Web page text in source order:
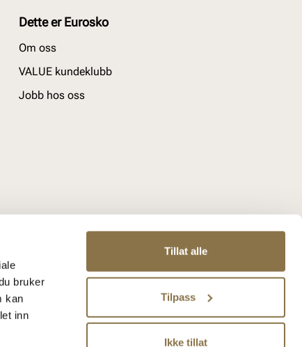
bruker
kan
inn
Tillat alle
Tilpass
Ikke tillat
Dette er Eurosko
Om oss
VALUE kundeklubb
Jobb hos oss